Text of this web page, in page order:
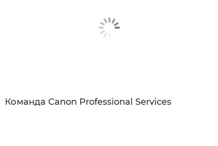
Команда Canon Professional Services